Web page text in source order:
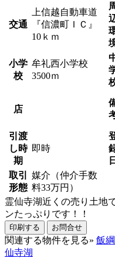
交通
上信越自動車道
『信濃町ＩＣ』
10ｋｍ
小学
校
牟礼西小学校
3500ｍ
店
引渡
し時
期
即時
日
取引
形態
媒介（仲介手数
料33万円）
霊仙寺湖近くの売り土地
ンたっぷりです！！
印刷する お問合せ
関連する物件を見る» 飯
仙寺湖